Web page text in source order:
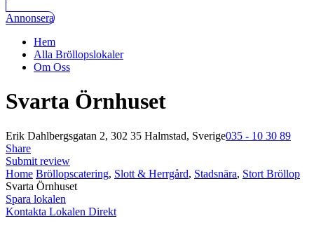
Annonsera
Hem
Alla Bröllopslokaler
Om Oss
Svarta Örnhuset
Erik Dahlbergsgatan 2, 302 35 Halmstad, Sverige035 - 10 30 89
Share
Submit review
Home Bröllopscatering, Slott & Herrgård, Stadsnära, Stort Bröllop
Svarta Örnhuset
Spara lokalen
Kontakta Lokalen Direkt